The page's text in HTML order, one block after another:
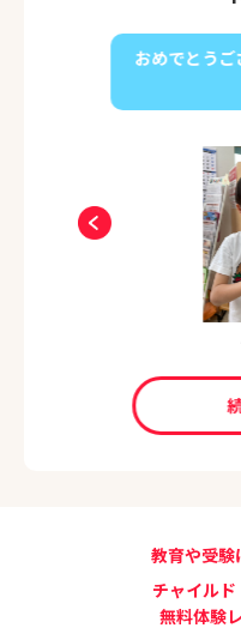
おめでとうご
教育や受験
チャイルド
無料体験